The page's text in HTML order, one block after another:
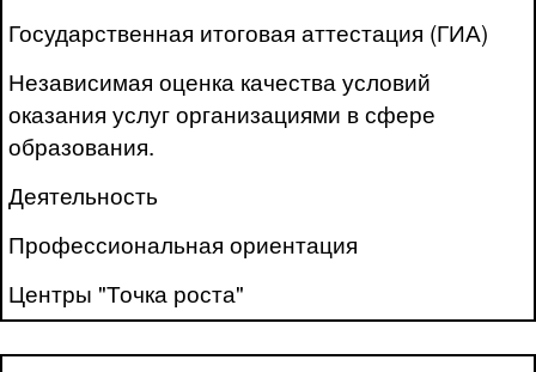
Государственная итоговая аттестация (ГИА)
Независимая оценка качества условий
оказания услуг организациями в сфере
образования.
Деятельность
Профессиональная ориентация
Центры "Точка роста"